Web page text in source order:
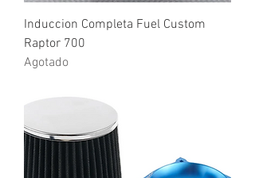
Induccion Completa Fuel Custom
Raptor 700
Agotado